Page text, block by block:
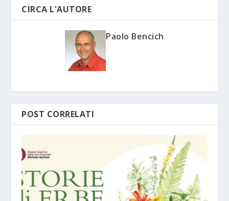
CIRCA L'AUTORE
Paolo Bencich
POST CORRELATI